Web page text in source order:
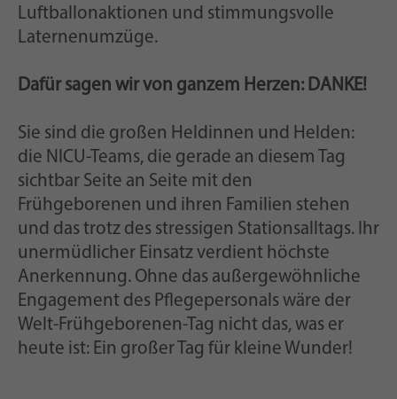
Luftballonaktionen und stimmungsvolle
Laternenumzüge.
Dafür sagen wir von ganzem Herzen: DANKE!
Sie sind die großen Heldinnen und Helden:
die NICU-Teams, die gerade an diesem Tag
sichtbar Seite an Seite mit den
Frühgeborenen und ihren Familien stehen
und das trotz des stressigen Stationsalltags. Ihr
unermüdlicher Einsatz verdient höchste
Anerkennung. Ohne das außergewöhnliche
Engagement des Pflegepersonals wäre der
Welt-Frühgeborenen-Tag nicht das, was er
heute ist: Ein großer Tag für kleine Wunder!